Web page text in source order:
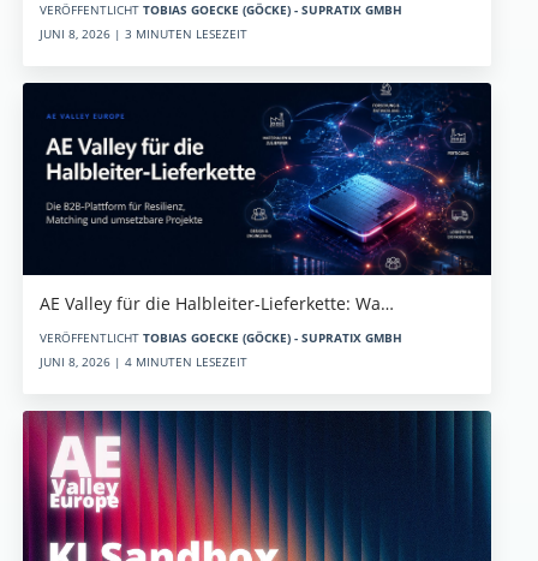
VERÖFFENTLICHT TOBIAS GOECKE (GÖCKE) - SUPRATIX GMBH
JUNI 8, 2026 | 3 MINUTEN LESEZEIT
AE Valley für die Halbleiter-Lieferkette: Wa…
VERÖFFENTLICHT TOBIAS GOECKE (GÖCKE) - SUPRATIX GMBH
JUNI 8, 2026 | 4 MINUTEN LESEZEIT